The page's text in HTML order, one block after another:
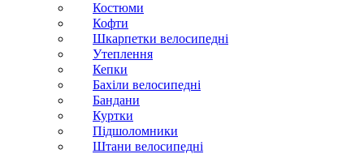
Костюми
Кофти
Шкарпетки велосипедні
Утеплення
Кепки
Бахіли велосипедні
Бандани
Куртки
Підшоломники
Штани велосипедні